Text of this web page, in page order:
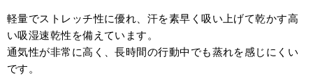
軽量でストレッチ性に優れ、汗を素早く吸い上げて乾かす高
い吸湿速乾性を備えています。
通気性が非常に高く、長時間の行動中でも蒸れを感じにくい
です。